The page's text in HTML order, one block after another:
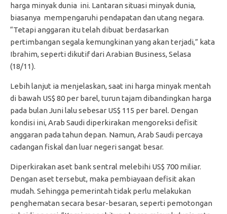
harga minyak dunia ini. Lantaran situasi minyak dunia,
biasanya mempengaruhi pendapatan dan utang negara.
“Tetapi anggaran itu telah dibuat berdasarkan
pertimbangan segala kemungkinan yang akan terjadi,” kata
Ibrahim, seperti dikutif dari Arabian Business, Selasa
(18/11).
Lebih lanjut ia menjelaskan, saat ini harga minyak mentah
di bawah US$ 80 per barel, turun tajam dibandingkan harga
pada bulan Juni lalu sebesar US$ 115 per barel. Dengan
kondisi ini, Arab Saudi diperkirakan mengoreksi defisit
anggaran pada tahun depan. Namun, Arab Saudi percaya
cadangan fiskal dan luar negeri sangat besar.
Diperkirakan aset bank sentral melebihi US$ 700 miliar.
Dengan aset tersebut, maka pembiayaan defisit akan
mudah. Sehingga pemerintah tidak perlu melakukan
penghematan secara besar-besaran, seperti pemotongan